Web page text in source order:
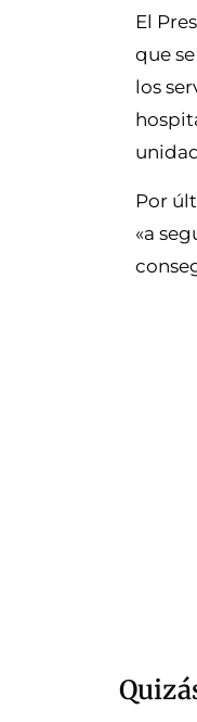
El
que
los
Por
«a